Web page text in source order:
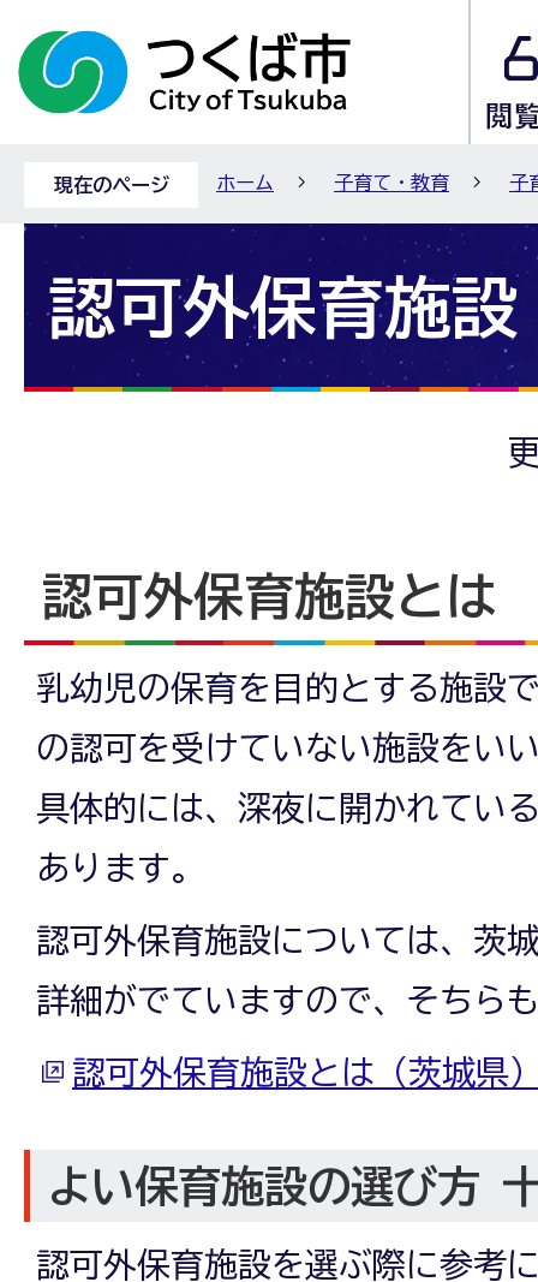
現在のページ ホーム 子育て・教育 子
認可外保育施設
認可外保育施設とは
乳幼児の保育を目的とする施設
の認可を受けていない施設をい
具体的には、深夜に開かれてい
あります。
認可外保育施設については、茨
詳細がでていますので、そちら
認可外保育施設とは（茨城県
よい保育施設の選び方
認可外保育施設を選ぶ際に参考